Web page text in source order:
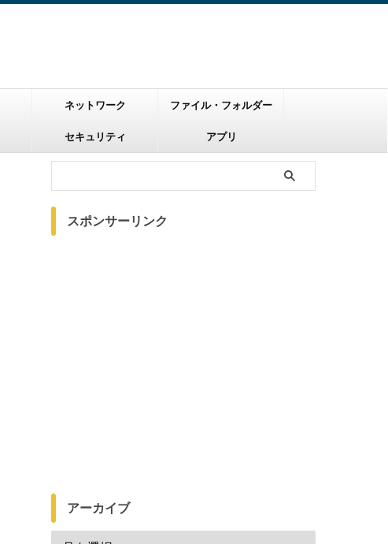
ネットワーク ファイル・フォルダー
セキュリティ アプリ
スポンサーリンク
アーカイブ